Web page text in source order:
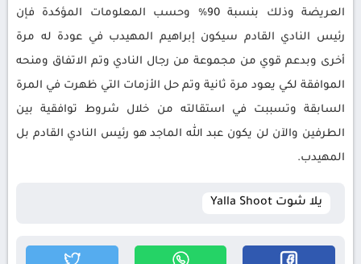
العريضة وذلك بنسبة 90% وحسب المعلومات المؤكدة فإن
رئيس النادي القادم سيكون إبراهيم المهيدب في عودة له مرة
أخرى وبدعم قوي من مجموعة من رجال النادي وتم الاتفاق ومنحه
الموافقة لكي يعود مرة ثانية وتم حل الأزمات التي ظهرت في المرة
السابقة وتسببت في استقالته من خلال شروط توافقية بين
الطرفين والآن لن يكون عبد الله الماجد هو رئيس النادي القادم بل
المهيدب.
يلا شوت Yalla Shoot